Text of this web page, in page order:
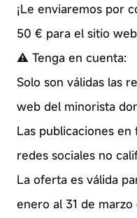
¡Le enviaremos por
50 € para el sitio
⚠️ Tenga en cuenta:
Solo son válidas las
web del minorista
Las publicaciones
redes sociales no
La oferta es válida
enero al 31 de